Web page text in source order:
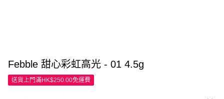
Febble 甜心彩虹高光 - 01 4.5g
送貨上門滿HK$250.00免運費